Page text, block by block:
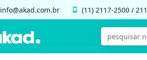
info@akad.com.br (11) 2117-2500 /